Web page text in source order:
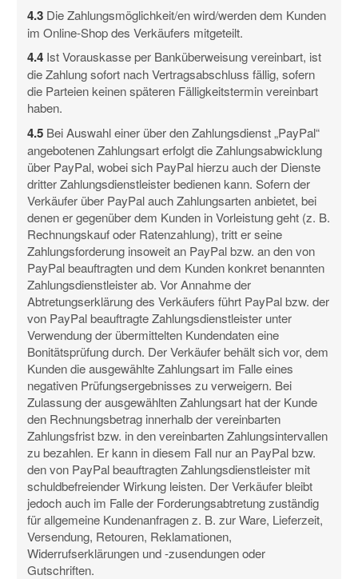
4.3Die Zahlungsmöglichkeit/en wird/werden dem Kunden
im Online-Shop des Verkäufers mitgeteilt.
4.4Ist Vorauskasse per Banküberweisung vereinbart, ist
die Zahlung sofort nach Vertragsabschluss fällig, sofern
die Parteien keinen späteren Fälligkeitstermin vereinbart
haben.
4.5Bei Auswahl einer über den Zahlungsdienst „PayPal“
angebotenen Zahlungsart erfolgt die Zahlungsabwicklung
über PayPal, wobei sich PayPal hierzu auch der Dienste
dritter Zahlungsdienstleister bedienen kann. Sofern der
Verkäufer über PayPal auch Zahlungsarten anbietet, bei
denen er gegenüber dem Kunden in Vorleistung geht (z. B.
Rechnungskauf oder Ratenzahlung), tritt er seine
Zahlungsforderung insoweit an PayPal bzw. an den von
PayPal beauftragten und dem Kunden konkret benannten
Zahlungsdienstleister ab. Vor Annahme der
Abtretungserklärung des Verkäufers führt PayPal bzw. der
von PayPal beauftragte Zahlungsdienstleister unter
Verwendung der übermittelten Kundendaten eine
Bonitätsprüfung durch. Der Verkäufer behält sich vor, dem
Kunden die ausgewählte Zahlungsart im Falle eines
negativen Prüfungsergebnisses zu verweigern. Bei
Zulassung der ausgewählten Zahlungsart hat der Kunde
den Rechnungsbetrag innerhalb der vereinbarten
Zahlungsfrist bzw. in den vereinbarten Zahlungsintervallen
zu bezahlen. Er kann in diesem Fall nur an PayPal bzw.
den von PayPal beauftragten Zahlungsdienstleister mit
schuldbefreiender Wirkung leisten. Der Verkäufer bleibt
jedoch auch im Falle der Forderungsabtretung zuständig
für allgemeine Kundenanfragen z. B. zur Ware, Lieferzeit,
Versendung, Retouren, Reklamationen,
Widerrufserklärungen und -zusendungen oder
Gutschriften.